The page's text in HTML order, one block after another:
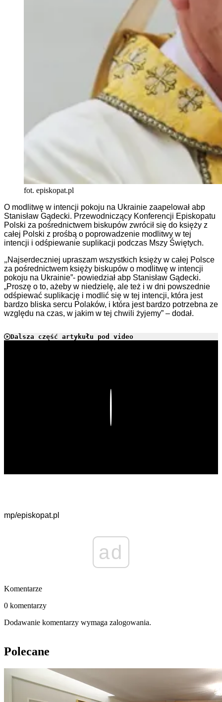
fot. episkopat.pl
O modlitwę w intencji pokoju na Ukrainie zaapelował abp
Stanisław Gądecki. Przewodniczący Konferencji Episkopatu
Polski za pośrednictwem biskupów zwrócił się do księży z
całej Polski z prośbą o poprowadzenie modlitwy w tej
intencji i odśpiewanie suplikacji podczas Mszy Świętych.
„Najserdeczniej upraszam wszystkich księży w całej Polsce
za pośrednictwem księży biskupów o modlitwę w intencji
pokoju na Ukrainie”- powiedział abp Stanisław Gądecki.
„Proszę o to, ażeby w niedzielę, ale też i w dni powszednie
odśpiewać suplikację i modlić się w tej intencji, która jest
bardzo bliska sercu Polaków, i która jest bardzo potrzebna ze
względu na czas, w jakim w tej chwili żyjemy” – dodał.
Dalsza część artykułu pod video
mp/episkopat.pl
ad
Komentarze
0 komentarzy
Dodawanie komentarzy wymaga zalogowania.
Polecane